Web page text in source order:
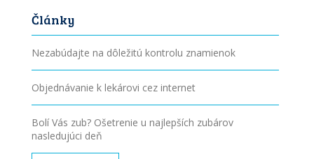
Články
Nezabúdajte na dôležitú kontrolu znamienok
Objednávanie k lekárovi cez internet
Bolí Vás zub? Ošetrenie u najlepších zubárov
nasledujúci deň